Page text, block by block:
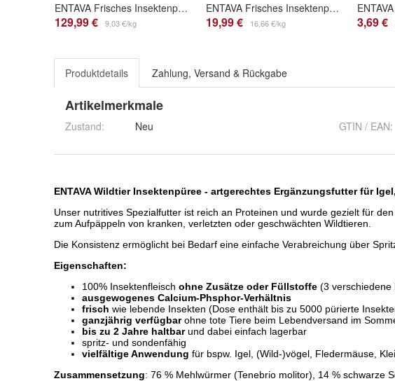
ENTAVA Frisches Insektenpüree 400g Dose (36er Pack) 100% Insekten, Igel-, Vogelfutter
129,99 € 9,03 €/kg
ENTAVA Frisches Insektenpüree 200g Dose (6er Pack) 100% Insekten, Igel-, Vogelfutter
19,99 € 16,66 €/kg 3,69 €
Produktdetails Zahlung, Versand & Rückgabe
Artikelmerkmale
Zustand: Neu GTIN / EAN: